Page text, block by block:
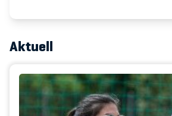
Blog
Diversität & Inklusion
Infomails
Kinderbetreuung
Aktuell